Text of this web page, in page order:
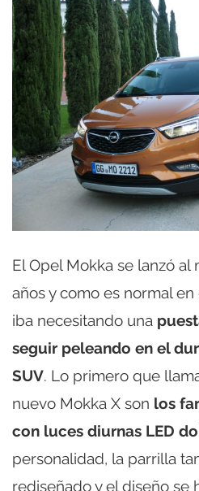
El Opel Mokka se lanzó
años y como es normal
iba necesitando una
seguir peleando en el
SUV. Lo primero que
nuevo Mokka X son los
con luces diurnas LED
personalidad, la parrilla
rediseñado y el diseño se